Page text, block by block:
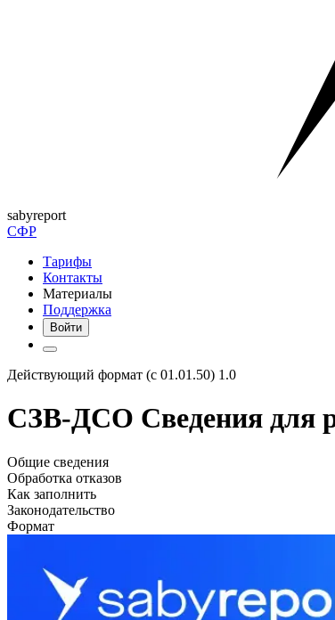
sabyreport
СФР
Тарифы
Контакты
Материалы
Поддержка
Войти
Действующий формат (с 01.01.50) 1.0
СЗВ-ДСО Сведения для
Общие сведения
Обработка отказов
Как заполнить
Законодательство
Формат